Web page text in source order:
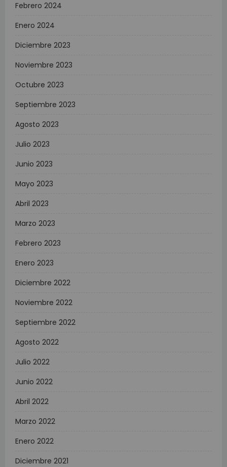
Febrero 2024
Enero 2024
Diciembre 2023
Noviembre 2023
Octubre 2023
Septiembre 2023
Agosto 2023
Julio 2023
Junio 2023
Mayo 2023
Abril 2023
Marzo 2023
Febrero 2023
Enero 2023
Diciembre 2022
Noviembre 2022
Septiembre 2022
Agosto 2022
Julio 2022
Junio 2022
Abril 2022
Marzo 2022
Enero 2022
Diciembre 2021